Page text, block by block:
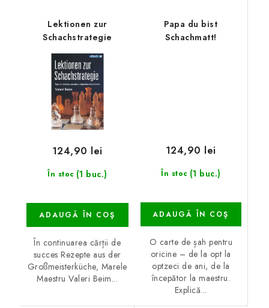
Lektionen zur
Schachstrategie
În stoc (1 buc.)
124,90 lei
ADAUGĂ ÎN COŞ
În continuarea cărții de
succes Rezepte aus der
Großmeisterküche, Marele
Maestru Valeri Beim...
Papa du bist
Schachmatt!
În stoc (1 buc.)
124,90 lei
ADAUGĂ ÎN COŞ
O carte de șah pentru
oricine – de la opt la
optzeci de ani, de la
începător la maestru.
Explică...